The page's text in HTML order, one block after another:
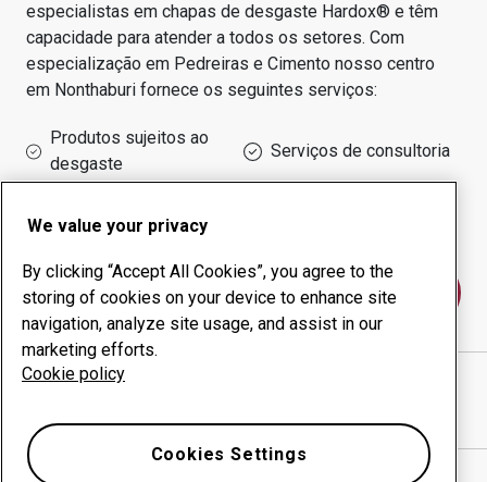
especialistas em chapas de desgaste Hardox® e têm
capacidade para atender a todos os setores. Com
especialização em Pedreiras e Cimento nosso centro
em Nonthaburi fornece os seguintes serviços:
Produtos sujeitos ao
desgaste
Serviços de consultoria
de funcionamento
Fale conosco
WILLIAM WONG GROUP CO., LTD.
We value your privacy
By clicking “Accept All Cookies”, you agree to the
storing of cookies on your device to enhance site
navigation, analyze site usage, and assist in our
marketing efforts.
Cookie policy
Cookies Settings